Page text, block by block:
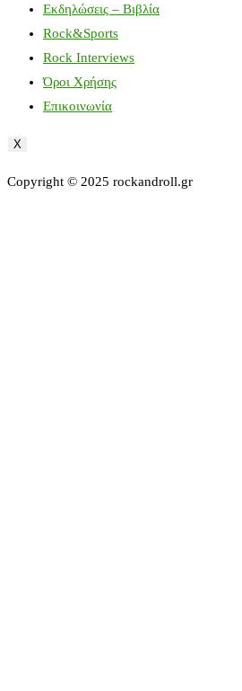
Εκδηλώσεις – Βιβλία
Rock&Sports
Rock Interviews
Όροι Χρήσης
Επικοινωνία
X
Copyright © 2025 rockandroll.gr